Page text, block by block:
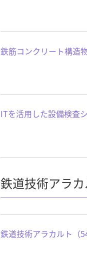
鉄筋コンクリート構造
ITを活用した設備検査
鉄道技術アラカ
鉄道技術アラカルト（